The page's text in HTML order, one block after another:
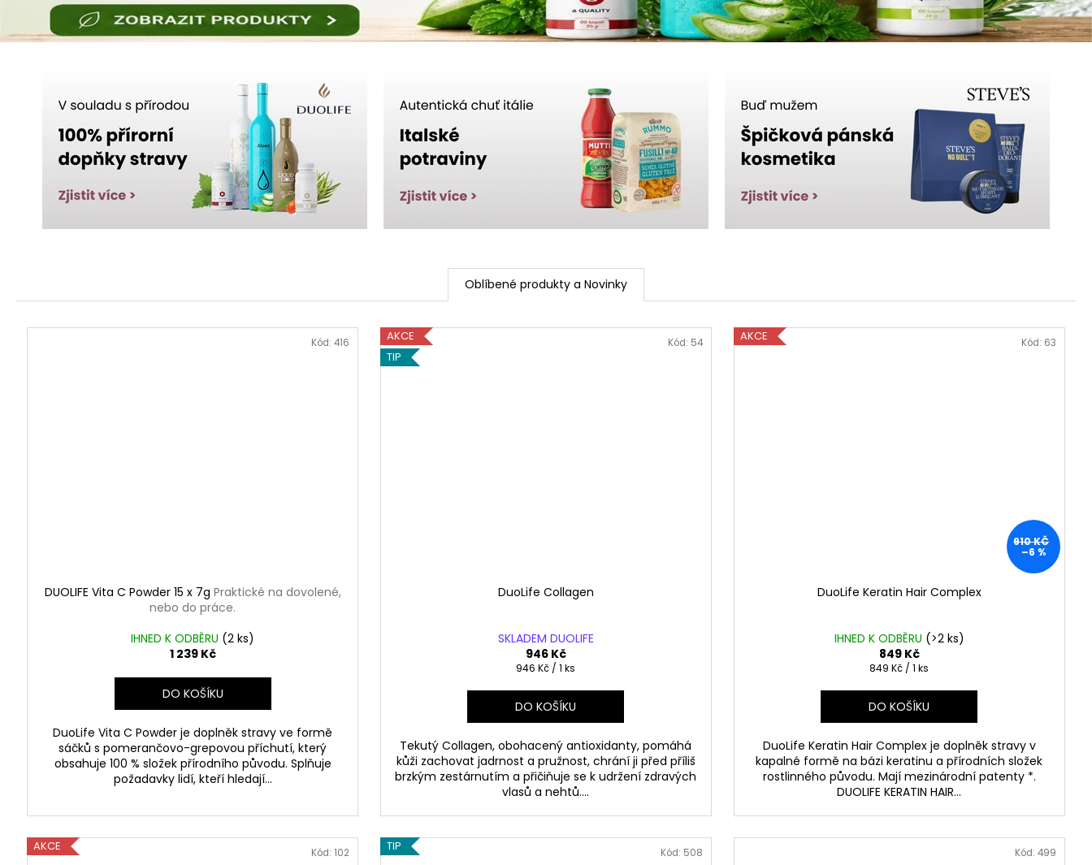
Oblíbené produkty a Novinky
DUOLIFE Vita C Powder 15 x 7g Praktické na dovolené,
nebo do práce.
IHNED K ODBĚRU (2 ks)
1 239 Kč
DO KOŠÍKU
DuoLife Vita C Powder je doplněk stravy ve formě
sáčků s pomerančovo-grepovou příchutí, který
obsahuje 100 % složek přírodního původu. Splňuje
požadavky lidí, kteří hledají...
Kód:416
AKCE
TIP
DuoLife Collagen
SKLADEM DUOLIFE
946 Kč
Měrná
946 Kč / 1 ks
DO KOŠÍKU
Tekutý Collagen, obohacený antioxidanty, pomáhá
kůži zachovat jadrnost a pružnost, chrání ji před příliš
brzkým zestárnutím a přičiňuje se k udržení zdravých
vlasů a nehtů....
Kód: 54 AKCE
910 KČ
–6 %
DuoLife Keratin Hair Complex
IHNED K ODBĚRU (>2 ks)
849 Kč
Měrná
849 Kč / 1 ks
DO KOŠÍKU
DuoLife Keratin Hair Complex je doplněk stravy v
kapalné formě na bázi keratinu a přírodních složek
rostlinného původu. Mají mezinárodní patenty *.
DUOLIFE KERATIN HAIR...
Kód: 63
AKCE Kód:102 TIP Kód: 508 Kód: 499
COLLAGEN BODY BUTTER TĚLOVÉ
MÁSLO 200 ML
946 Kč
849 Kč
Původně: 910 Kč